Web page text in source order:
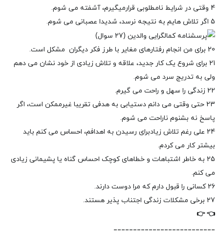
4 وقتی در شرایط نامطلوبی قرارمیگیرم، آشفته می شوم.
5 اگر تلاش هایم به نتیجه نرسد، شدیدا عصبانی می شوم.
20 برای من انجام رفتارهای مغایر با طرز فکر دیگران مشکل است.
21 برای شروع یک کار جدید، علاقه و تلاش زیادی از خود نشان می دهم
ولی به تدریج سرد می شوم.
22 زندگی را سهل و راحت می گیرم.
23 حتی وقتی می دانم دستیابی به هدفی تقریبا غیرممکن است، اگر
پاسخ نه بشنوم ناراحت می شوم.
24 علی رغم تلاش زیادبرای رسیدن به اهدافم، احساس می کنم باید
بیشتر کار می کردم.
25 به خاطر اشتباهات و خطاهای کوچک احساس گناه یا پشیمانی زیادی
می کنم.
26 کسانی را قبول دارم که مرا دوست دارند.
27 برخی مشکلات زندگی اجتناب پذیر هستند.
👈
👉
__________________________